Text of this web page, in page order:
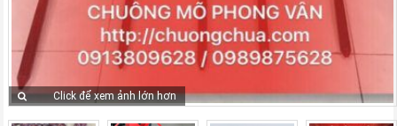
Click để xem ảnh lớn hơn